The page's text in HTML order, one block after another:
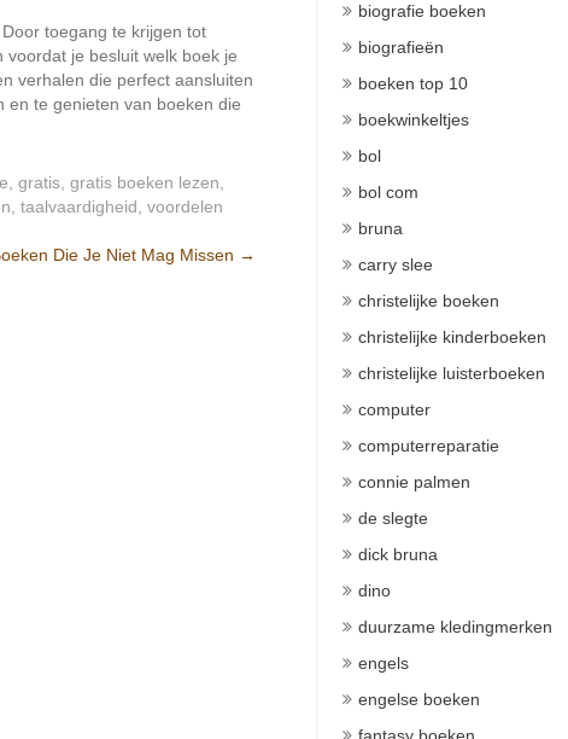
toegang te krijgen tot
je besluit welk boek je
verhalen die perfect aansluiten
en te genieten van boeken die
gratis gratis boeken lezen
taalvaardigheid voordelen
Die Je Niet Mag Missen →
biografie boeken
biografieën
boeken top 10
boekwinkeltjes
bol
bol com
bruna
carry slee
christelijke boeken
christelijke kinderboeken
christelijke luisterboeken
computer
computerreparatie
connie palmen
de slegte
dick bruna
dino
duurzame kledingmerken
engels
engelse boeken